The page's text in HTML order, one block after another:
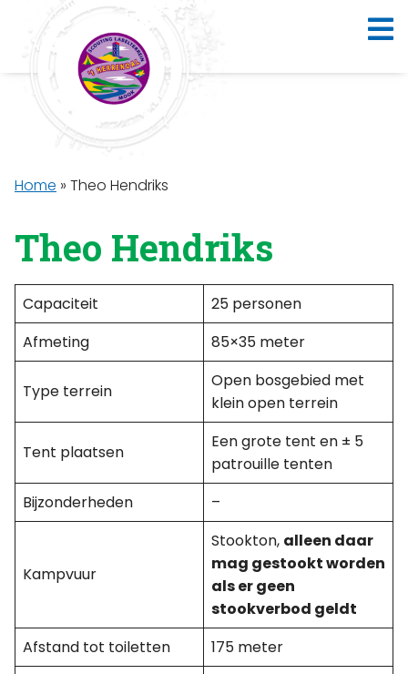
Home » Theo Hendriks
Theo Hendriks
Capaciteit
25 personen
Afmeting
85×35 meter
Type terrein
Open bosgebied met
klein open terrein
Tent plaatsen
Een grote tent en ± 5
patrouille tenten
Bijzonderheden
–
Kampvuur
Stookton, alleen daar
mag gestookt worden
als er geen
stookverbod geldt
Afstand tot toiletten
175 meter